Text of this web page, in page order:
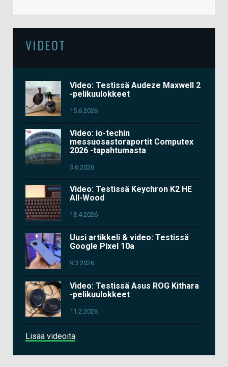
VIDEOT
Video: Testissä Audeze Maxwell 2
-pelikuulokkeet
15.6.2026
Video: io-techin
messuosastoraportit Computex
2026 -tapahtumasta
3.6.2026
Video: Testissä Keychron K2 HE
All-Wood
13.4.2026
Uusi artikkeli & video: Testissä
Google Pixel 10a
9.3.2026
Video: Testissä Asus ROG Kithara
-pelikuulokkeet
11.2.2026
Lisää videoita